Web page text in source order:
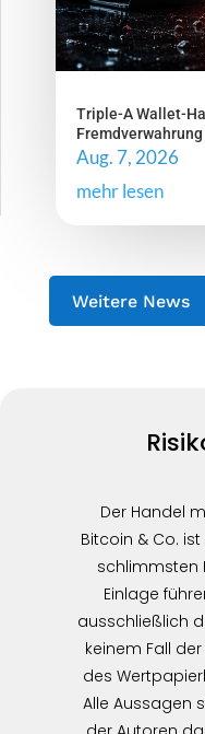
Triple-A Wallet-
Fremdverwahrung
Aug. 7, 2026
mehr lesen
Weitere News
Der Handel
Bitcoin & Co.
schlimmsten
Einlage
ausschließlich
keinem Fall
des
Alle Aussagen